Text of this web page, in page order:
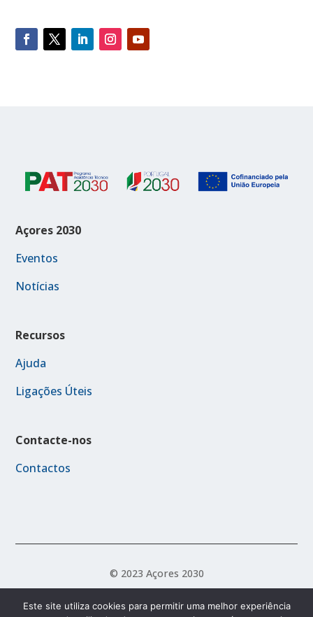
Açores 2030
Eventos
Notícias
Recursos
Ajuda
Ligações Úteis
Contacte-nos
Contactos
© 2023 Açores 2030
Este site utiliza cookies para permitir uma melhor experiência